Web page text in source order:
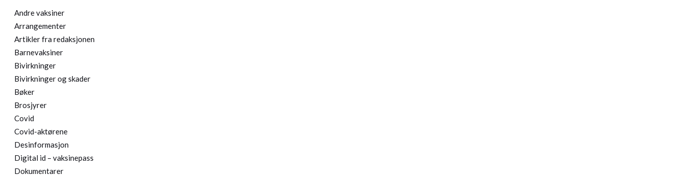
Andre vaksiner
Arrangementer
Artikler fra redaksjonen
Barnevaksiner
Bivirkninger
Bivirkninger og skader
Bøker
Brosjyrer
Covid
Covid-aktørene
Desinformasjon
Digital id – vaksinepass
Dokumentarer